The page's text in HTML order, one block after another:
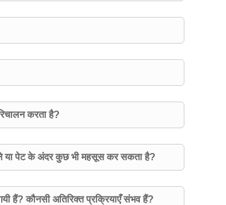
करता है?
या पेट के अंदर कुछ भी महसूस कर सकता है?
हैं? कौनसी अतिरिक्त प्रक्रियाएँ संभव हैं?